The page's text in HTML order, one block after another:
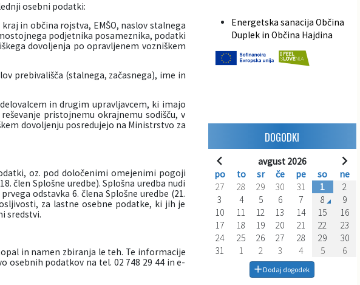
osebni podatki:
in občina rojstva, EMŠO, naslov stalnega
podjetnika posameznika, podatki
dovoljenja po opravljenem vozniškem
prebivališča (stalnega, začasnega), ime in
in drugim upravljavcem, ki imajo
pristojnemu okrajnemu sodišču, v
dovoljenju posredujejo na Ministrstvo za
oz. pod določenimi omejenimi pogoji
člen Splošne uredbe). Splošna uredba nudi
odstavka 6. člena Splošne uredbe (21.
za lastne osebne podatke, ki jih je
sredstvi.
in namen zbiranja le teh. Te informacije
osebnih podatkov na tel. 02 748 29 44 in e-
Energetska sanacija Občina
Duplek in Občina Hajdina
DOGODKI
avgust 2026
po
to sr če pe so
ne
27
28 29 30 31 1
2
3
4 5 6 7 8
9
10
11 12 13 14 15
16
17
18 19 20 21 22
23
24
25 26 27 28 29
30
31
1 2 3 4 5 6
Dodaj dogodek